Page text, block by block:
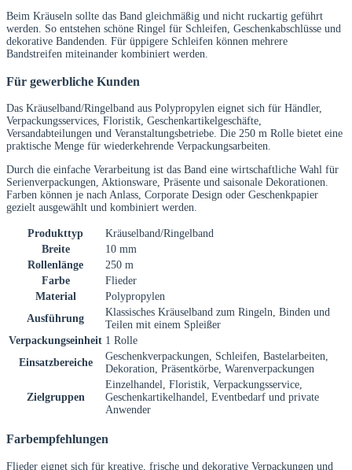
Beim Kräuseln sollte das Band gleichmäßig und nicht ruckartig geführt
werden. So entstehen schöne Ringel für Schleifen, Geschenkabschlüsse und
dekorative Bandenden. Für üppigere Schleifen können mehrere
Bandstreifen miteinander kombiniert werden.
Für gewerbliche Kunden
Das Kräuselband/Ringelband aus Polypropylen eignet sich für Händler,
Verpackungsservices, Floristik, Geschenkartikelgeschäfte,
Versandabteilungen und Veranstaltungsbetriebe. Die 250 m Rolle bietet eine
praktische Menge für wiederkehrende Verpackungsarbeiten.
Durch die einfache Verarbeitung ist das Band eine wirtschaftliche Wahl für
Serienverpackungen, Aktionsware, Präsente und saisonale Dekorationen.
Farben können je nach Anlass, Corporate Design oder Geschenkpapier
gezielt ausgewählt und kombiniert werden.
Produkttyp
Kräuselband/Ringelband
Breite
10 mm
Rollenlänge
250 m
Farbe
Flieder
Material
Polypropylen
Ausführung
Klassisches Kräuselband zum Ringeln, Binden und
Teilen mit einem Spleißer
Verpackungseinheit 1 Rolle
Einsatzbereiche
Geschenkverpackungen, Schleifen, Bastelarbeiten,
Dekoration, Präsentkörbe, Warenverpackungen
Zielgruppen
Einzelhandel, Floristik, Verpackungsservice,
Geschenkartikelhandel, Eventbedarf und private
Anwender
Farbempfehlungen
Flieder eignet sich für kreative, frische und dekorative Verpackungen und